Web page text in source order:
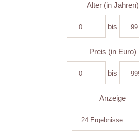
Alter (in Jahren)
bis
Preis (in Euro)
bis
Anzeige